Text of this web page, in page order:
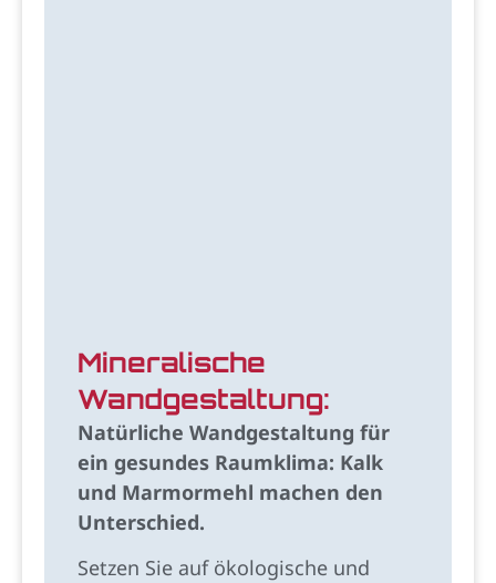
Mineralische
Wandgestaltung:
Natürliche Wandgestaltung für
ein gesundes Raumklima: Kalk
und Marmormehl machen den
Unterschied.
Setzen Sie auf ökologische und